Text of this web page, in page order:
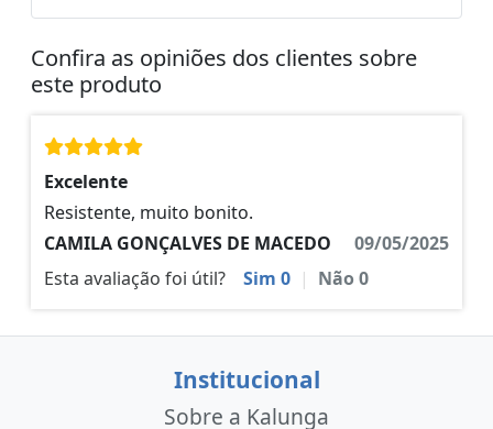
Confira as opiniões dos clientes sobre
este produto
Excelente
Resistente, muito bonito.
CAMILA GONÇALVES DE MACEDO
09/05/2025
Esta avaliação foi útil?
Sim 0 | Não0
Institucional
Sobre a Kalunga